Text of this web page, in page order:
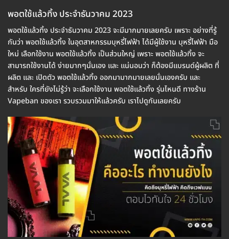
พอตใช้แล้วทิ้ง ประจำธันวาคม 2023
พอตใช้แล้วทิ้ง ประจำธันวาคม 2023 จะมีมากมายเลยครับ เพราะ อย่างที่รู้
กันว่า พอตใช้แล้วทิ้ง ในอุตสาหกรรมบุหรี่ไฟฟ้า ได้มีผู้ใช้งาน บุหรี่ไฟฟ้า มือ
ใหม่ เลือกใช้งาน พอตใช้แล้วทิ้ง เป็นส่วนใหญ่ เพราะ พอตใช้แล้วทิ้ง จะ
สามารถใช้งานได้ ง่ายมากๆนั่นเอง และ แน่นอนว่า ก็ต้องมีแบรนด์ผู้ผลิต ที่
ผลิต และ เปิดตัว พอตใช้แล้วทิ้ง ออกมามากมายเลยนั่นเองครับ และ
สำหรับ ใครที่ยังไม่รู้ว่า จะเลือกใช้งาน พอตใช้แล้วทิ้ง รุ่นไหนดี ทางร้าน
Vapeban ของเรา รวบรวมมาให้แล้วครับ เราไปดูกันเลยครับ